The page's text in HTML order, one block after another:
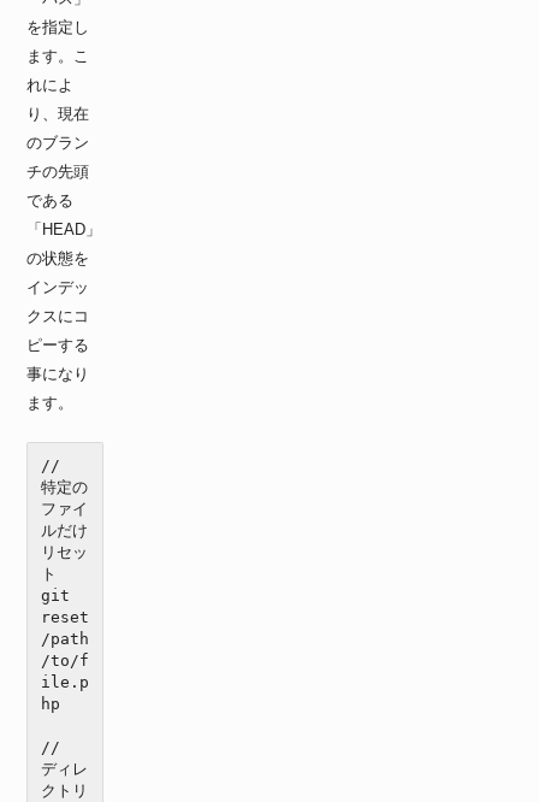
を指定し
ます。こ
れによ
り、現在
のブラン
チの先頭
である
「HEAD」
の状態を
インデッ
クスにコ
ピーする
事になり
ます。
//
特定の
ファイ
ルだけ
リセッ
ト
git
reset
/path
/to/f
ile.p
hp
//
ディレ
クトリ